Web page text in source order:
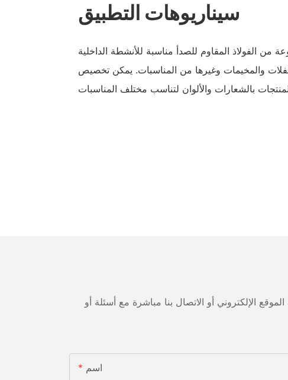
سيناريوهات التطبيق
من الفولاذ المقاوم للصدأ مناسبة للأنشطة الداخلية
والمخيمات وغيرها من المناسبات. يمكن تخصيص
الإلكتروني أو الاتصال بنا مباشرة مع أسئلة أو
اسم